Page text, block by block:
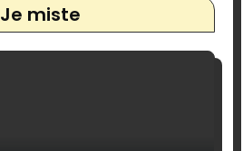
Je miste